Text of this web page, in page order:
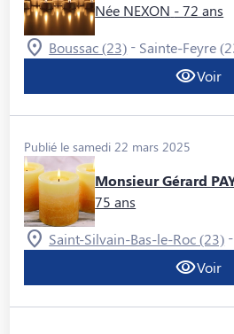
Née NEXON - 72 ans
Boussac (23) - Sainte-Feyre
Voir
Publié le samedi 22 mars 2025
Monsieur Gérard
75 ans
Saint-Silvain-Bas-le-Roc (23) -
Voir